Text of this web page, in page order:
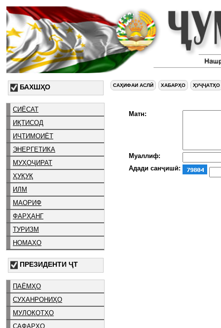
БАХШҲО
СИЁСАТ
ИҚТИСОД
ИҶТИМОИЁТ
ЭНЕРГЕТИКА
МУҲОҶИРАТ
ҲУҚУҚ
ИЛМ
МАОРИФ
ФАРҲАНГ
ТУРИЗМ
НОМАҲО
ПРЕЗИДЕНТИ ҶТ
ПАЁМҲО
СУХАНРОНИҲО
МУЛОҚОТҲО
САФАРҲО
САҲИФАИ АСЛӢ ХАБАРҲО ҲУҶҶАТҲО
Матн:
Муаллиф:
Адади санҷишӣ: